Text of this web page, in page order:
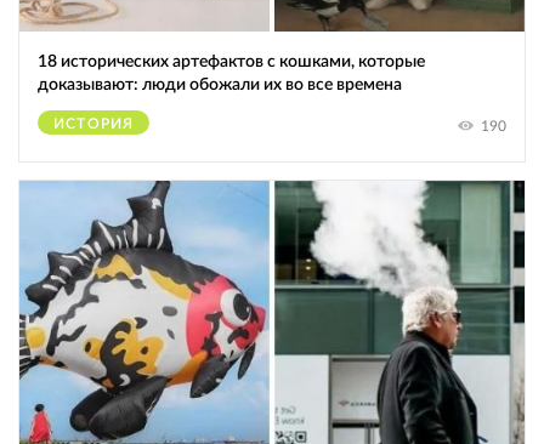
18 исторических артефактов с кошками, которые
доказывают: люди обожали их во все времена
ИСТОРИЯ 190